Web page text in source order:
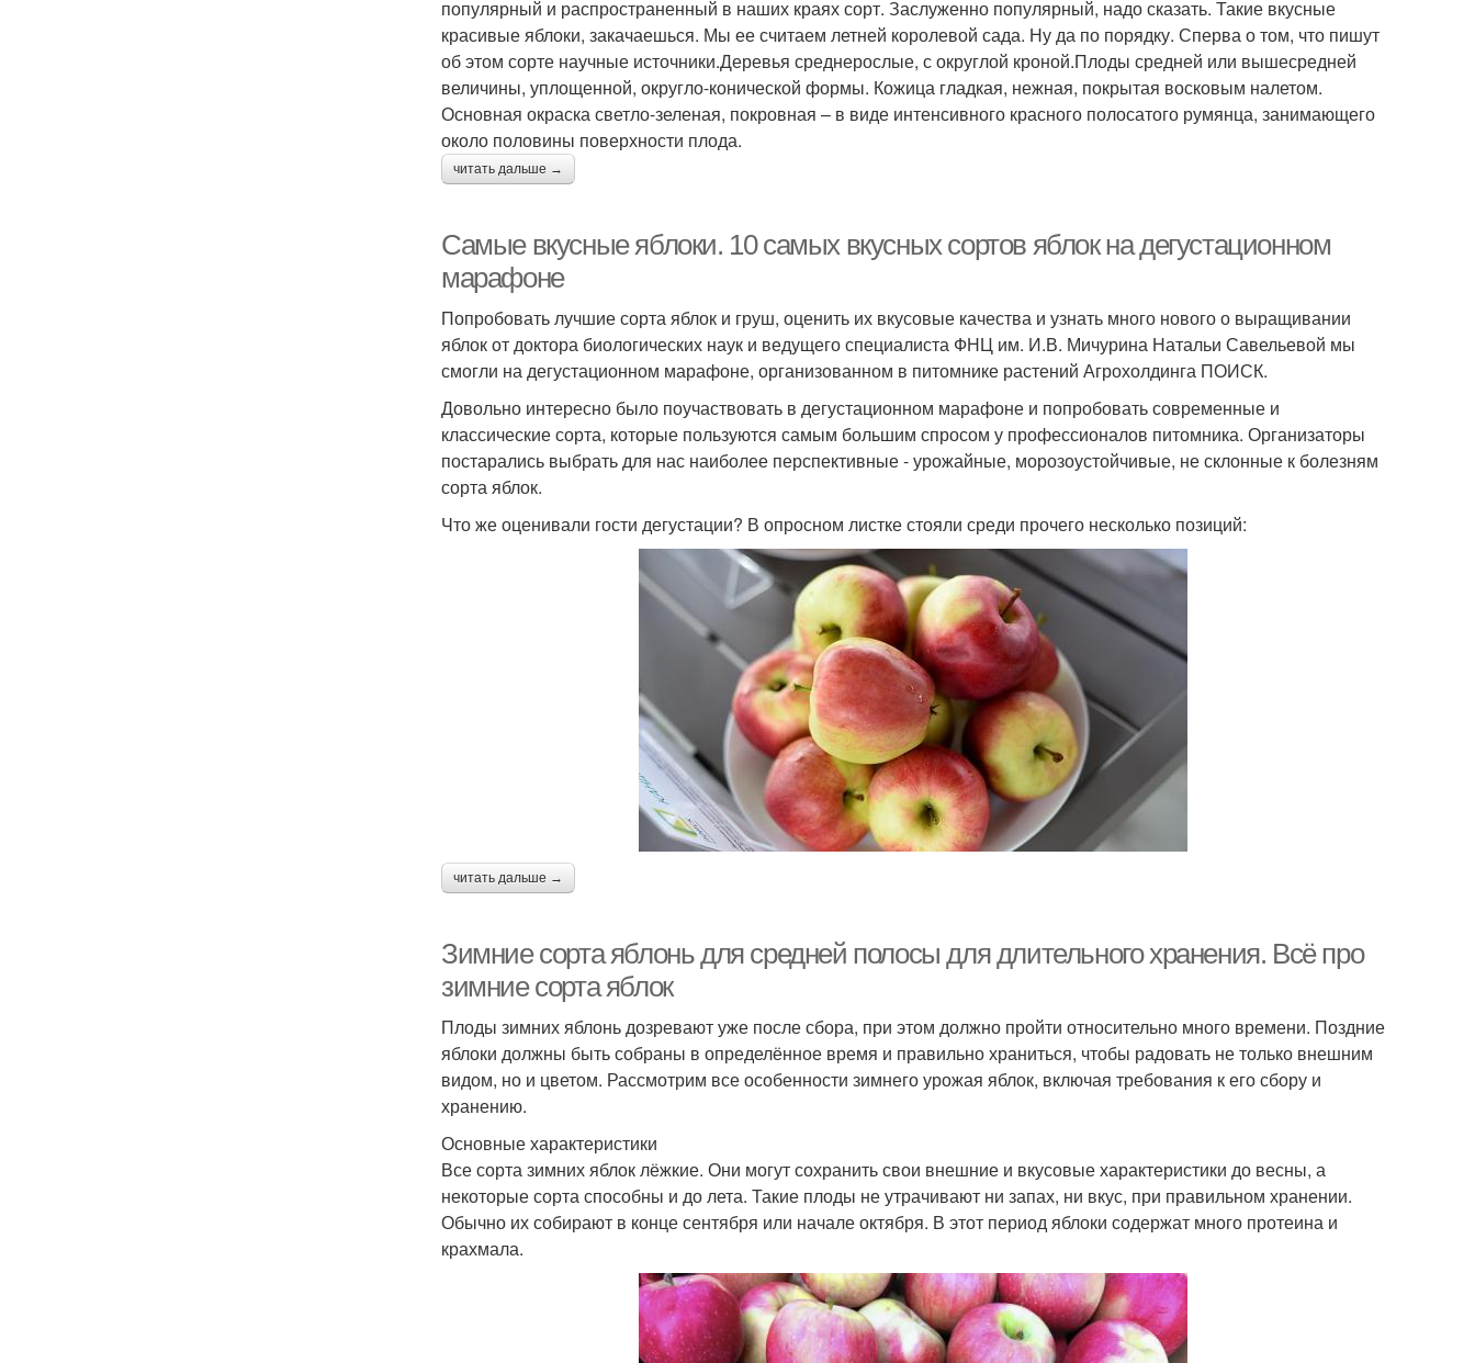
популярный и распространенный в наших краях сорт. Заслуженно популярный, надо сказать. Такие вкусные
красивые яблоки, закачаешься. Мы ее считаем летней королевой сада. Ну да по порядку. Сперва о том, что пишут
об этом сорте научные источники.Деревья среднерослые, с округлой кроной.Плоды средней или вышесредней
величины, уплощенной, округло-конической формы. Кожица гладкая, нежная, покрытая восковым налетом.
Основная окраска светло-зеленая, покровная – в виде интенсивного красного полосатого румянца, занимающего
около половины поверхности плода.
читать дальше →
Самые вкусные яблоки. 10 самых вкусных сортов яблок на дегустационном
марафоне
Попробовать лучшие сорта яблок и груш, оценить их вкусовые качества и узнать много нового о выращивании
яблок от доктора биологических наук и ведущего специалиста ФНЦ им. И.В. Мичурина Натальи Савельевой мы
смогли на дегустационном марафоне, организованном в питомнике растений Агрохолдинга ПОИСК.
Довольно интересно было поучаствовать в дегустационном марафоне и попробовать современные и
классические сорта, которые пользуются самым большим спросом у профессионалов питомника. Организаторы
постарались выбрать для нас наиболее перспективные - урожайные, морозоустойчивые, не склонные к болезням
сорта яблок.
Что же оценивали гости дегустации? В опросном листке стояли среди прочего несколько позиций:
читать дальше →
Зимние сорта яблонь для средней полосы для длительного хранения. Всё про
зимние сорта яблок
Плоды зимних яблонь дозревают уже после сбора, при этом должно пройти относительно много времени. Поздние
яблоки должны быть собраны в определённое время и правильно храниться, чтобы радовать не только внешним
видом, но и цветом. Рассмотрим все особенности зимнего урожая яблок, включая требования к его сбору и
хранению.
Основные характеристики
Все сорта зимних яблок лёжкие. Они могут сохранить свои внешние и вкусовые характеристики до весны, а
некоторые сорта способны и до лета. Такие плоды не утрачивают ни запах, ни вкус, при правильном хранении.
Обычно их собирают в конце сентября или начале октября. В этот период яблоки содержат много протеина и
крахмала.